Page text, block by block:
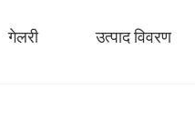
गेलरी उत्पाद विवरण